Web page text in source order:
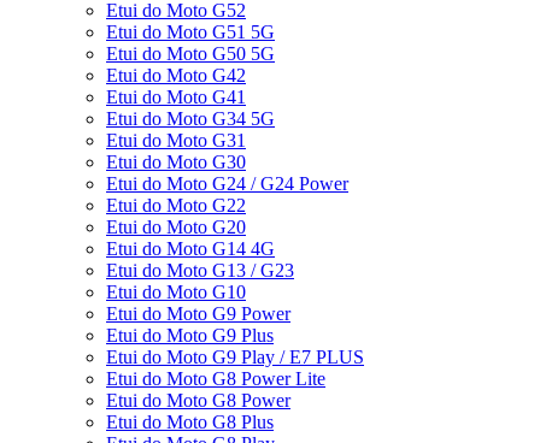
Etui do Moto G52
Etui do Moto G51 5G
Etui do Moto G50 5G
Etui do Moto G42
Etui do Moto G41
Etui do Moto G34 5G
Etui do Moto G31
Etui do Moto G30
Etui do Moto G24 / G24 Power
Etui do Moto G22
Etui do Moto G20
Etui do Moto G14 4G
Etui do Moto G13 / G23
Etui do Moto G10
Etui do Moto G9 Power
Etui do Moto G9 Plus
Etui do Moto G9 Play / E7 PLUS
Etui do Moto G8 Power Lite
Etui do Moto G8 Power
Etui do Moto G8 Plus